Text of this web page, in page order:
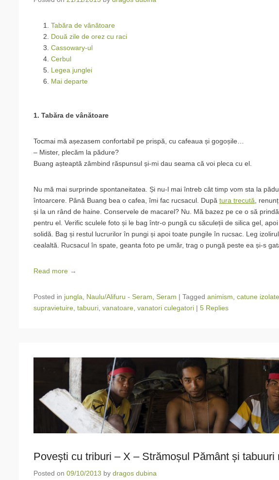
Tabăra de vânătoare
Două zile de orez cu raci
Cassowary-ul
Cerbul
Legea junglei
Mai departe
1. Tabăra de vânătoare
Tocmai mă așezasem confortabil pe prispă, cu cafeaua și gogoșile…
– Mister, plecăm la pădure?
Buang așteaptă zâmbind răspunsul și-mi dau seama că voi pleca cu el.
Nu mă mai surprinde spontaneitatea. Și nu-l mai întreb cât timp vom sta la
întoarcere. Până Buang bea o cafea, îmi fac rucsacul. După tura trecută,
și la un rând de haine. Conservele de macarel? Nu. Mă bazez pe ce o să
pentru el. Verific sculele foto și le bag într-o pungă cu săculeții de silica gel,
solidă. Bag și restul lucrurilor în pungi și apoi toate pungile în rucsac. Leg
cealaltă. Rucsacul în spate, geanta foto pe umăr, trag o pungă peste ea și-s
Read more →
Posted in jungla, Naulu/Alifuru - Seram, Seram | Tagged animism, catune izolate
supravietuire, tabuuri, vanatoare, vanatori culegatori | 5 Replies
Povești cu triburi – X – Strămoșul Pământ și tabuuri
Posted on 09/10/2013 by dragos dubina